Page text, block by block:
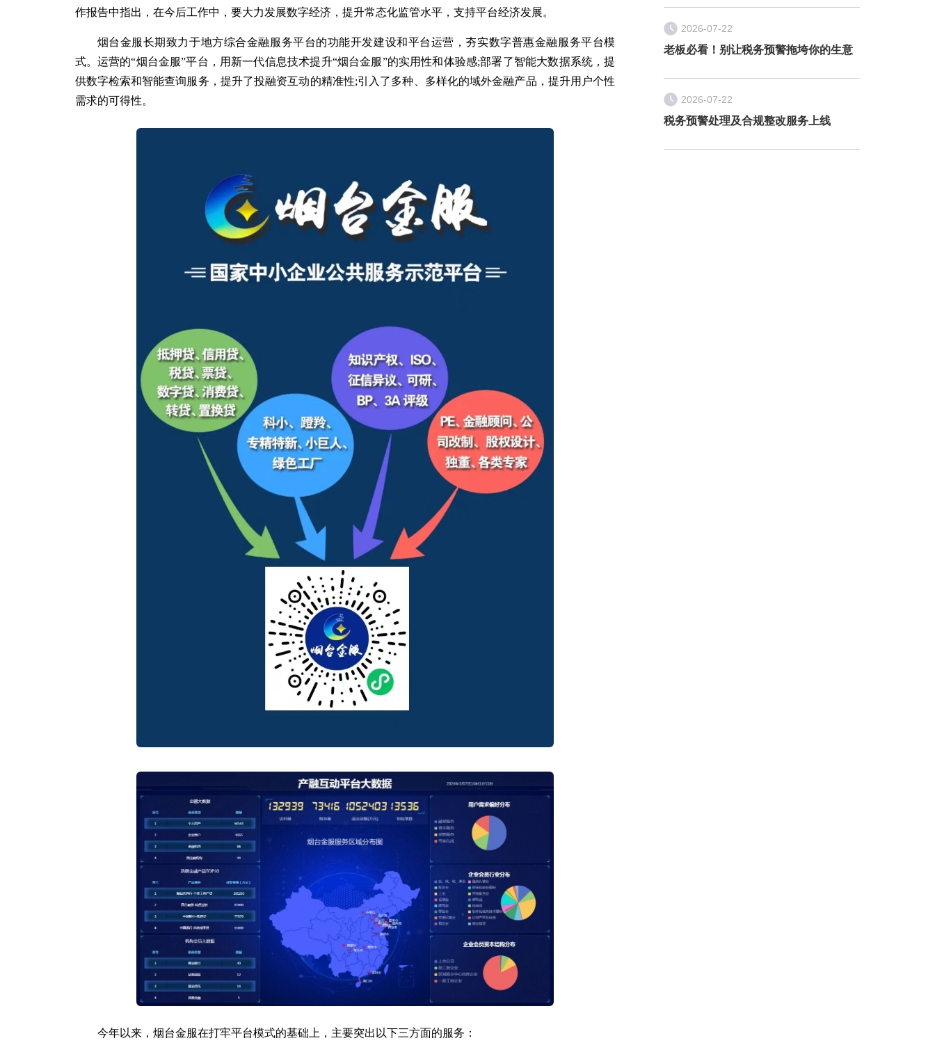
作报告中指出，在今后工作中，要大力发展数字经济，提升常态化监管水平，支持平台经济发展。
烟台金服长期致力于地方综合金融服务平台的功能开发建设和平台运营，夯实数字普惠金融服务平台模
式。运营的“烟台金服”平台，用新一代信息技术提升“烟台金服”的实用性和体验感;部署了智能大数据系统，提
供数字检索和智能查询服务，提升了投融资互动的精准性;引入了多种、多样化的域外金融产品，提升用户个性
需求的可得性。
今年以来，烟台金服在打牢平台模式的基础上，主要突出以下三方面的服务：
2026-07-22
老板必看！别让税务预警拖垮你的生意
2026-07-22
税务预警处理及合规整改服务上线